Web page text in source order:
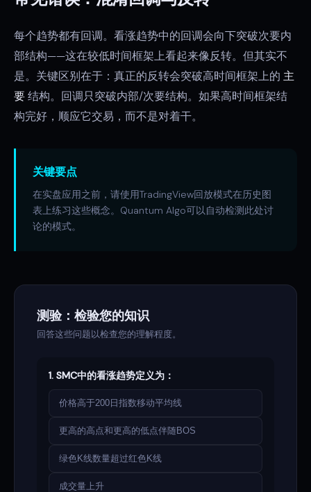
每个趋势都有回调。看涨趋势中的回调会向下突破次要内
部结构——这在较低时间框架上看起来像反转。但其实不
是。关键区别在于：真正的反转会突破高时间框架上的 主
要结构。回调只突破内部/次要结构。如果高时间框架结
构完好，顺应它交易，而不是对着干。
关键要点
在实盘应用之前，请使用TradingView回放模式在历史图
表上练习这些概念。Quantum Algo可以自动检测此处讨
论的模式。
测验：检验您的知识
回答这些问题以检查您的理解程度。
1. SMC中的看涨趋势定义为：
价格高于200日指数移动平均线
更高的高点和更高的低点伴随BOS
绿色K线数量超过红色K线
成交量上升